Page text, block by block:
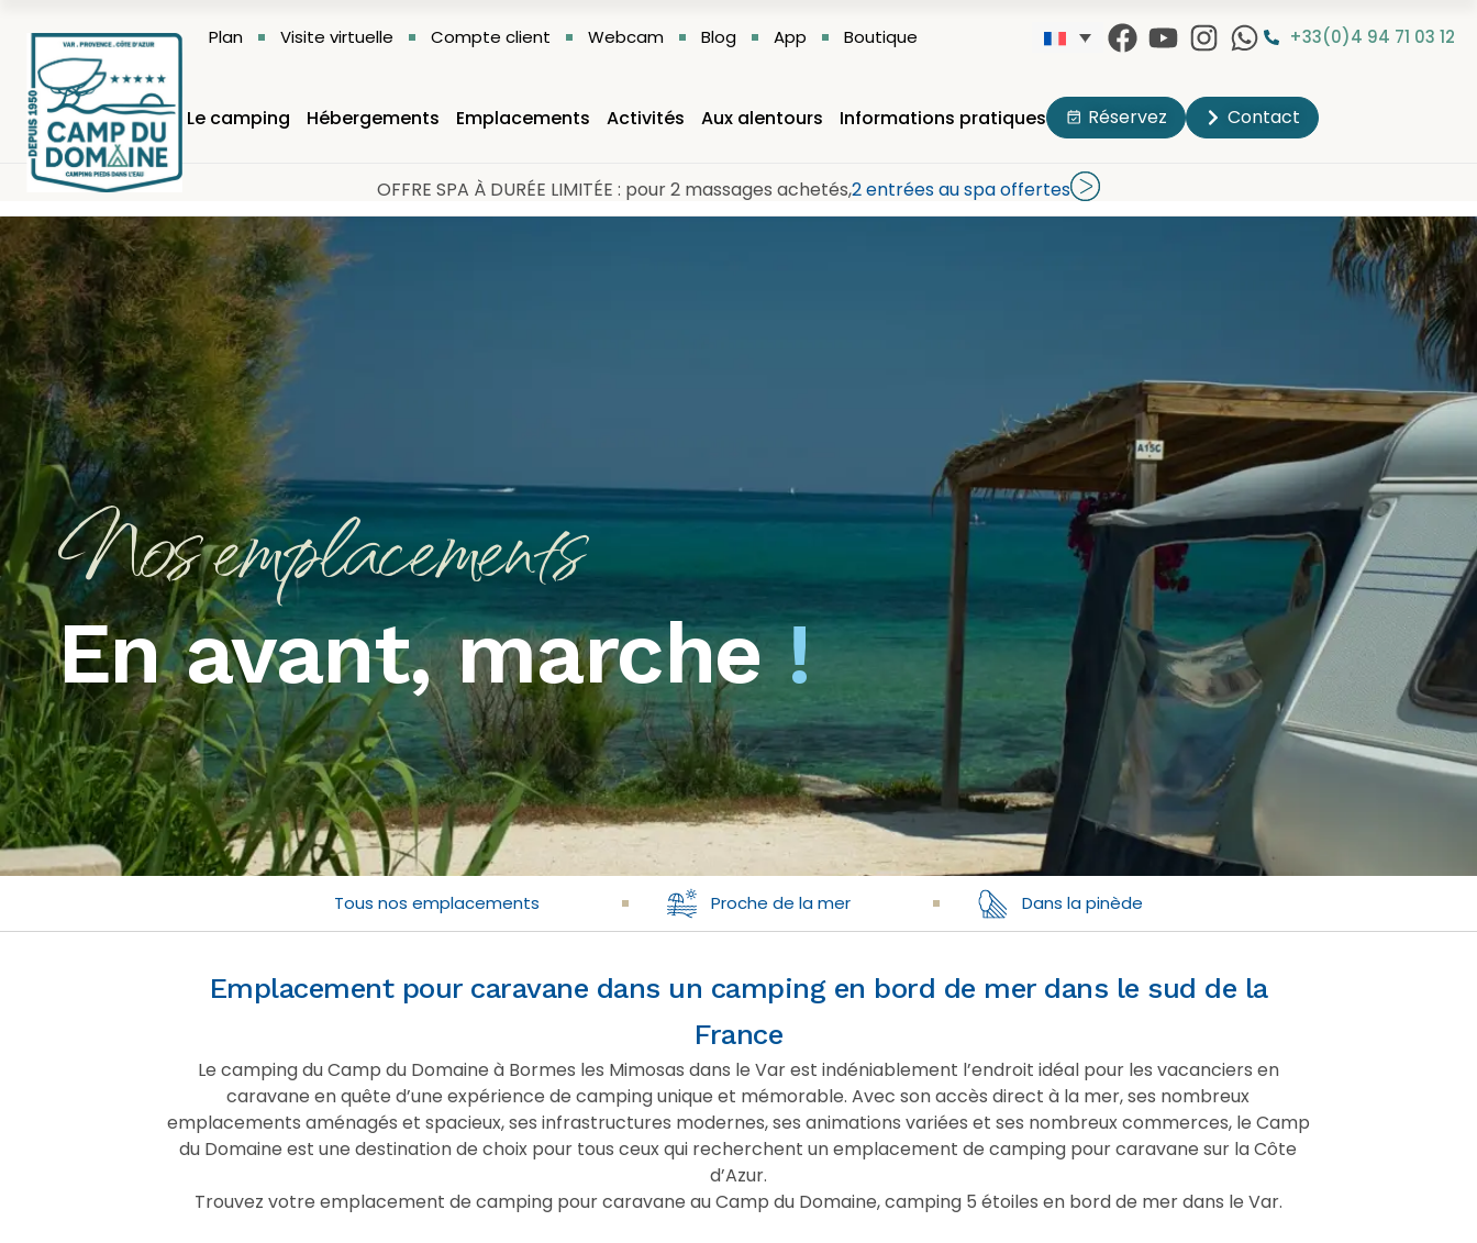
Plan Visite virtuelle Compte client Webcam Blog App Boutique +33(0)4 94 71 03 12
Le camping Hébergements Emplacements Activités Aux alentours Informations pratiques Réservez Contact
OFFRE SPA À DURÉE LIMITÉE : pour 2 massages achetés,2 entrées au spa offertes
Nos emplacements
En avant, marche!
Tous nos emplacements Proche de la mer Dans la pinède
Emplacement pour caravane dans un camping en bord de mer dans le sud de la
France
Le camping du Camp du Domaine à Bormes les Mimosas dans le Var est indéniablement l’endroit idéal pour les vacanciers en
caravane en quête d’une expérience de camping unique et mémorable. Avec son accès direct à la mer, ses nombreux
emplacements aménagés et spacieux, ses infrastructures modernes, ses animations variées et ses nombreux commerces, le Camp
du Domaine est une destination de choix pour tous ceux qui recherchent un emplacement de camping pour caravane sur la Côte
d’Azur.
Trouvez votre emplacement de camping pour caravane au Camp du Domaine, camping 5 étoiles en bord de mer dans le Var.